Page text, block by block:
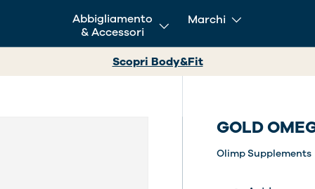
Abbigliamento
& Accessori
Marchi
Scopri Body&Fit
GOLD
Olimp Supplements